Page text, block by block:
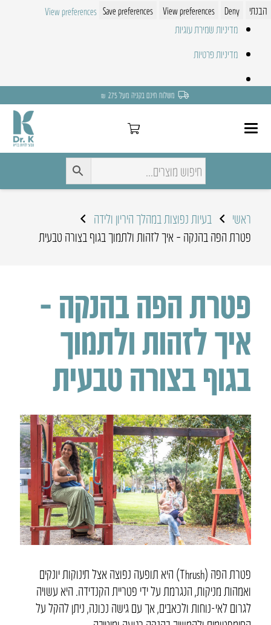
הבנתי
Deny
View preferences
Save preferences
View preferences
מדיניות שמירת עוגיות
מדיניות פרטיות
משלוח חינם בקניה מעל 275 ₪
ראשי
בעיות נפוצות במהלך היריון ולידה
פטרת הפה בהנקה – איך לזהות ולתמוך בגוף בצורה טבעית
פטרת הפה בהנקה –
איך לזהות ולתמוך
בגוף בצורה טבעית
פטרת הפה (Thrush)
היא תופעה נפוצה אצל תינוקות יונקים
ואמהות מניקות, הנגרמת על ידי פטריית הקנדידה. היא עשויה
לגרום לאי-נוחות ולכאבים, אך עם גישה נכונה, ניתן להקל על